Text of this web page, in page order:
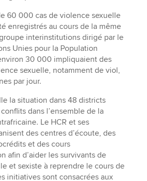
60 000 cas de violence sexuelle
enregistrés au cours de la même
interinstitutions dirigé par le
Unies pour la Population
30 000 impliquaient des
sexuelle, notamment de viol,
par jour.
la situation dans 48 districts
dans l’ensemble de la
Le HCR et ses
des centres d’écoute, des
et des cours
afin d’aider les survivants de
et sexiste à reprendre le cours de
initiatives sont consacrées aux